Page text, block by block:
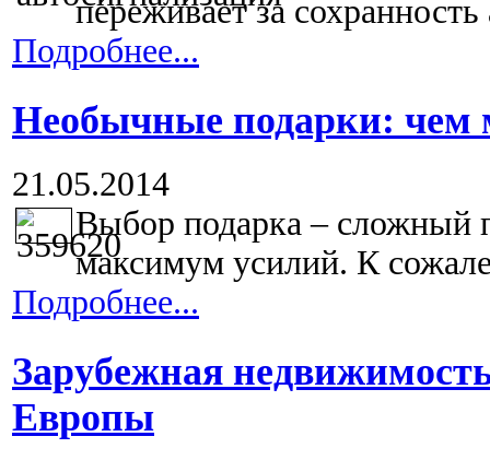
переживает за
Подробнее...
Необычные подарки: чем
21.05.2014
Выбор подарка – сложный
максимум усилий. К
Подробнее...
Зарубежная
Европы